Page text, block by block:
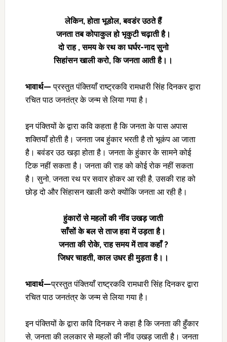
लेकिन, होता भूडोल, बवडंर उठते हैं
जनता तब कोपाकुल हो भृकुटी चढ़ाती है।
दो राह , समय के रथ का घर्घर-नाद सुनो
सिहांसन खाली करो, कि जनता आती है।।
भावार्थ— प्रस्तुत पंक्तियाँ राष्ट्रकवि रामधारी सिंह दिनकर द्वारा
रचित पाठ जनतंत्र के जन्म से लिया गया है।
इन पंक्तियों के द्वारा कवि कहता है कि जनता के पास अपास
शक्तियाँ होती है। जनता जब हुंकार भरती है तो भूकंप आ जाता
है। बवंडर उठ खड़ा होता है। जनता के हुंकार के सामने कोई
टिक नहीं सकता है। जनता की राह को कोई रोक नहीं सकता
है। सुनो, जनता रथ पर सवार होकर आ रही है, उसकी राह को
छोड़ दो और सिंहासन खाली करो क्योंकि जनता आ रही है।
हुंकारों से महलों की नींव उखड़ जाती
साँसों के बल से ताज हवा में उड़ता है।
जनता की रोके, राह समय में ताव कहाँ ?
जिधर चाहती, काल उधर ही मुड़ता है।।
भावार्थ—प्रस्तुत पंक्तियाँ राष्ट्रकवि रामधारी सिंह दिनकर द्वारा
रचित पाठ जनतंत्र के जन्म से लिया गया है।
इन पंक्तियों के द्वारा कवि दिनकर ने कहा है कि जनता की हुँकार
से, जनता की ललकार से महलों की नींव उखड़ जाती है। जनता